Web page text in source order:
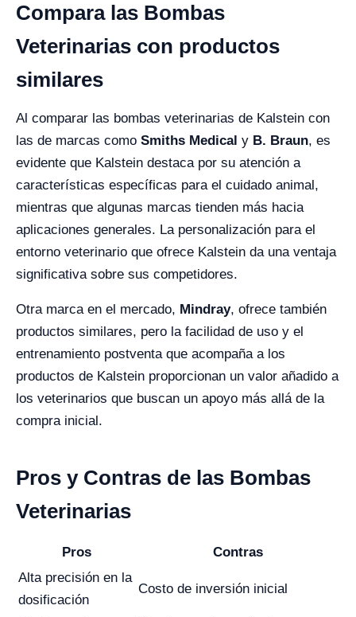
Compara las Bombas
Veterinarias con productos
similares
Al comparar las bombas veterinarias de Kalstein con
las de marcas como Smiths Medical y B. Braun, es
evidente que Kalstein destaca por su atención a
características específicas para el cuidado animal,
mientras que algunas marcas tienden más hacia
aplicaciones generales. La personalización para el
entorno veterinario que ofrece Kalstein da una ventaja
significativa sobre sus competidores.
Otra marca en el mercado, Mindray, ofrece también
productos similares, pero la facilidad de uso y el
entrenamiento postventa que acompaña a los
productos de Kalstein proporcionan un valor añadido a
los veterinarios que buscan un apoyo más allá de la
compra inicial.
Pros y Contras de las Bombas
Veterinarias
Pros
Contras
Alta precisión en la
dosificación
Costo de inversión inicial